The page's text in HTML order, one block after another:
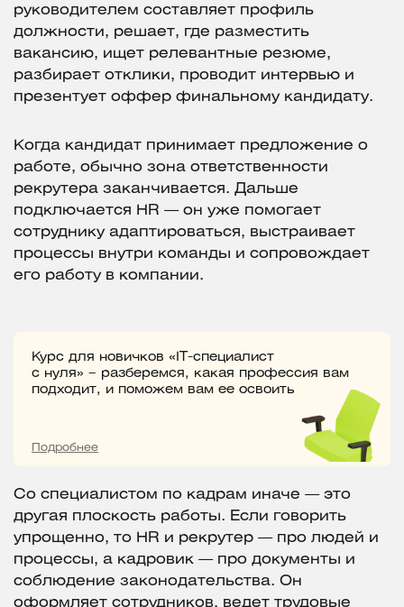
руководителем составляет профиль
должности, решает, где разместить
вакансию, ищет релевантные резюме,
разбирает отклики, проводит интервью и
презентует оффер финальному кандидату.
Когда кандидат принимает предложение о
работе, обычно зона ответственности
рекрутера заканчивается. Дальше
подключается HR — он уже помогает
сотруднику адаптироваться, выстраивает
процессы внутри команды и сопровождает
его работу в компании.
Курс для новичков «IT-специалист
с нуля» – разберемся, какая профессия вам
подходит, и поможем вам ее освоить
Подробнее
Со специалистом по кадрам иначе — это
другая плоскость работы. Если говорить
упрощенно, то HR и рекрутер — про людей и
процессы, а кадровик — про документы и
соблюдение законодательства. Он
оформляет сотрудников, ведет трудовые